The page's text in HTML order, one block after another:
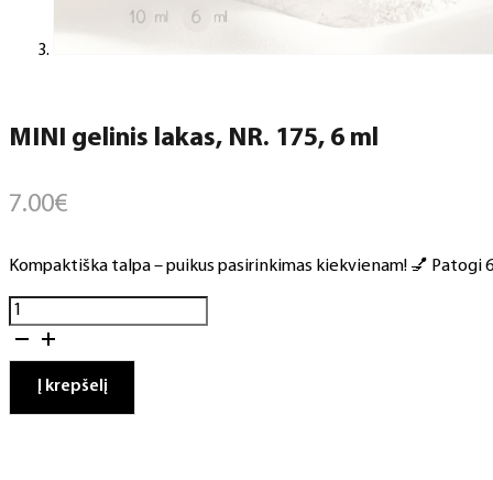
MINI gelinis lakas, NR. 175, 6 ml
7.00€
Kompaktiška talpa – puikus pasirinkimas kiekvienam! 💅
produkto
kiekis:
gelinis
lakas,
Į krepšelį